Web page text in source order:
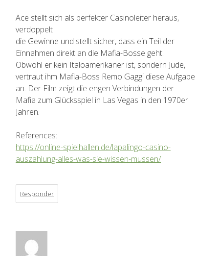
Ace stellt sich als perfekter Casinoleiter heraus,
verdoppelt
die Gewinne und stellt sicher, dass ein Teil der
Einnahmen direkt an die Mafia-Bosse geht.
Obwohl er kein Italoamerikaner ist, sondern Jude,
vertraut ihm Mafia-Boss Remo Gaggi diese Aufgabe
an. Der Film zeigt die engen Verbindungen der
Mafia zum Glücksspiel in Las Vegas in den 1970er
Jahren.
References:
https://online-spielhallen.de/lapalingo-casino-
auszahlung-alles-was-sie-wissen-mussen/
Responder